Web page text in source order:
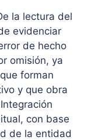
la lectura del
evidenciar
de hecho
omisión, ya
forman
y que obra
con base
de la entidad